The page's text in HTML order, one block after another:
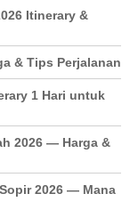
Itinerary &
& Tips Perjalanan
1 Hari untuk
2026 — Harga &
2026 — Mana